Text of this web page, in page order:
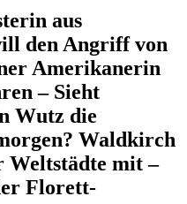
aus
den Angriff von
Amerikanerin
– Sieht
Wutz die
Waldkirch
Weltstädte mit –
Florett-